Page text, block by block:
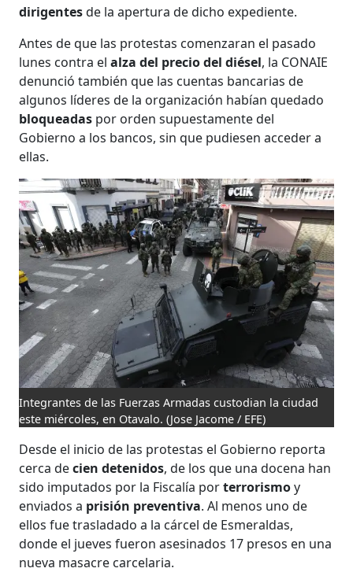
dirigentesde la apertura de dicho expediente.
Antes de que las protestas comenzaran el pasado
lunes contra el alza del precio del diésel, la CONAIE
denunció también que las cuentas bancarias de
algunos líderes de la organización habían quedado
bloqueadas por orden supuestamente del
Gobierno a los bancos, sin que pudiesen acceder a
ellas.
Integrantes de las Fuerzas Armadas custodian la ciudad
este miércoles, en Otavalo. (Jose Jacome / EFE)
Desde el inicio de las protestas el Gobierno reporta
cerca decien detenidos, de los que una docena han
sido imputados por la Fiscalía porterrorismoy
enviados a prisión preventiva. Al menos uno de
ellos fue trasladado a la cárcel de Esmeraldas,
donde el jueves fueron asesinados 17 presos en una
nueva masacre carcelaria.